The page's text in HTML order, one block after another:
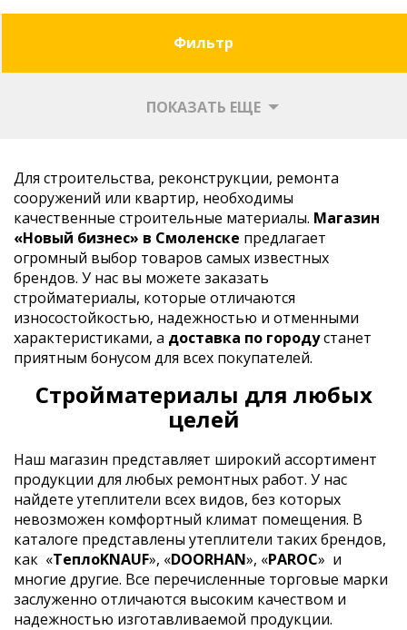
Фильтр
ПОКАЗАТЬ ЕЩЕ
Для строительства, реконструкции, ремонта
сооружений или квартир, необходимы
качественные строительные материалы. Магазин
«Новый бизнес» в Смоленске предлагает
огромный выбор товаров самых известных
брендов. У нас вы можете заказать
стройматериалы, которые отличаются
износостойкостью, надежностью и отменными
характеристиками, а доставка по городустанет
приятным бонусом для всех покупателей.
Стройматериалы для любых
целей
Наш магазин представляет широкий ассортимент
продукции для любых ремонтных работ. У нас
найдете утеплители всех видов, без которых
невозможен комфортный климат помещения. В
каталоге представлены утеплители таких брендов,
как «ТеплоKNAUF», «DOORHAN», «PAROC» и
многие другие. Все перечисленные торговые марки
заслуженно отличаются высоким качеством и
надежностью изготавливаемой продукции.